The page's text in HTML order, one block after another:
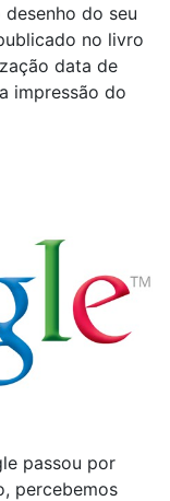
do seu
no livro
data de
impressão do
passou por
percebemos